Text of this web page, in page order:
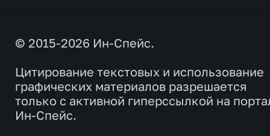
© 2015-2026 Ин-Спейс.
Цитирование текстовых и использование
графических материалов разрешается
только с активной гиперссылкой на
Ин-Спейс.